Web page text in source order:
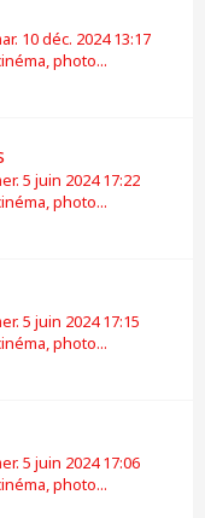
10 déc. 2024 13:17
photo...
5 juin 2024 17:22
photo...
5 juin 2024 17:15
photo...
5 juin 2024 17:06
photo...